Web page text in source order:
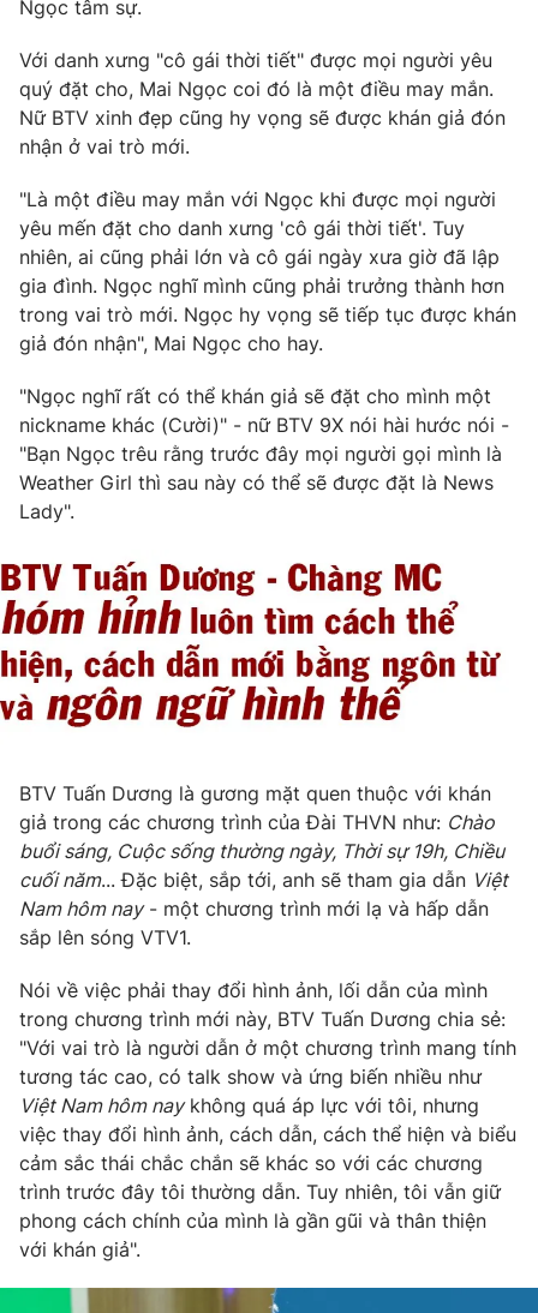
Ngọc tâm sự.
Với danh xưng "cô gái thời tiết" được mọi người yêu
quý đặt cho, Mai Ngọc coi đó là một điều may mắn.
Nữ BTV xinh đẹp cũng hy vọng sẽ được khán giả đón
nhận ở vai trò mới.
"Là một điều may mắn với Ngọc khi được mọi người
yêu mến đặt cho danh xưng 'cô gái thời tiết'. Tuy
nhiên, ai cũng phải lớn và cô gái ngày xưa giờ đã lập
gia đình. Ngọc nghĩ mình cũng phải trưởng thành hơn
trong vai trò mới. Ngọc hy vọng sẽ tiếp tục được khán
giả đón nhận", Mai Ngọc cho hay.
"Ngọc nghĩ rất có thể khán giả sẽ đặt cho mình một
nickname khác (Cười)" - nữ BTV 9X nói hài hước nói -
"Bạn Ngọc trêu rằng trước đây mọi người gọi mình là
Weather Girl thì sau này có thể sẽ được đặt là News
Lady".
BTV Tuấn Dương là gương mặt quen thuộc với khán
giả trong các chương trình của Đài THVN như: Chào
buổi sáng, Cuộc sống thường ngày, Thời sự 19h, Chiều
cuối năm... Đặc biệt, sắp tới, anh sẽ tham gia dẫn Việt
Nam hôm nay- một chương trình mới lạ và hấp dẫn
sắp lên sóng VTV1.
Nói về việc phải thay đổi hình ảnh, lối dẫn của mình
trong chương trình mới này, BTV Tuấn Dương chia sẻ:
"Với vai trò là người dẫn ở một chương trình mang tính
tương tác cao, có talk show và ứng biến nhiều như
Việt Nam hôm naykhông quá áp lực với tôi, nhưng
việc thay đổi hình ảnh, cách dẫn, cách thể hiện và biểu
cảm sắc thái chắc chắn sẽ khác so với các chương
trình trước đây tôi thường dẫn. Tuy nhiên, tôi vẫn giữ
phong cách chính của mình là gần gũi và thân thiện
với khán giả".